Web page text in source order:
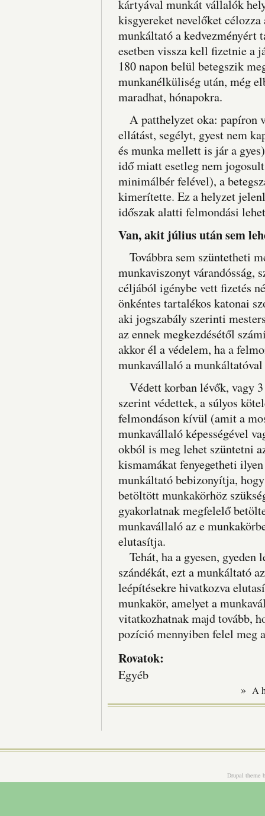
kártyával munkát vállalók
kisgyereket nevelőket
munkáltató a kedvezményért
esetben vissza kell fizetnie a
180 napon belül betegszik
munkanélküliség után, még
maradhat, hónapokra.
A patthelyzet oka: papíron
ellátást, segélyt, gyest nem
és munka mellett is jár a
idő miatt esetleg nem
minimálbér felével), a
kimerítette. Ez a helyzet
időszak alatti felmondási
Van, akit július után sem
Továbbra sem szüntetheti
munkaviszonyt várandósság,
céljából igénybe vett fizetés
önkéntes tartalékos katonai
aki jogszabály szerinti
az ennek megkezdésétől
akkor él a védelem, ha a
munkavállaló a
Védett korban lévők, vagy
szerint védettek, a súlyos
felmondáson kívül (amit a
munkavállaló képességével
okból is meg lehet szüntetni
kismamákat fenyegetheti
munkáltató bebizonyítja,
betöltött munkakörhöz
gyakorlatnak megfelelő
munkavállaló az e
elutasítja.
Tehát, ha a gyesen,
szándékát, ezt a munkáltató
leépítésekre hivatkozva
munkakör, amelyet a
vitatkozhatnak majd tovább,
pozíció mennyiben felel meg
Rovatok:
Egyéb
» A
Drupal theme